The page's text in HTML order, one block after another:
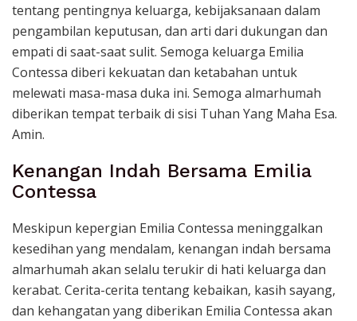
tentang pentingnya keluarga, kebijaksanaan dalam
pengambilan keputusan, dan arti dari dukungan dan
empati di saat-saat sulit. Semoga keluarga Emilia
Contessa diberi kekuatan dan ketabahan untuk
melewati masa-masa duka ini. Semoga almarhumah
diberikan tempat terbaik di sisi Tuhan Yang Maha Esa.
Amin.
Kenangan Indah Bersama Emilia
Contessa
Meskipun kepergian Emilia Contessa meninggalkan
kesedihan yang mendalam, kenangan indah bersama
almarhumah akan selalu terukir di hati keluarga dan
kerabat. Cerita-cerita tentang kebaikan, kasih sayang,
dan kehangatan yang diberikan Emilia Contessa akan